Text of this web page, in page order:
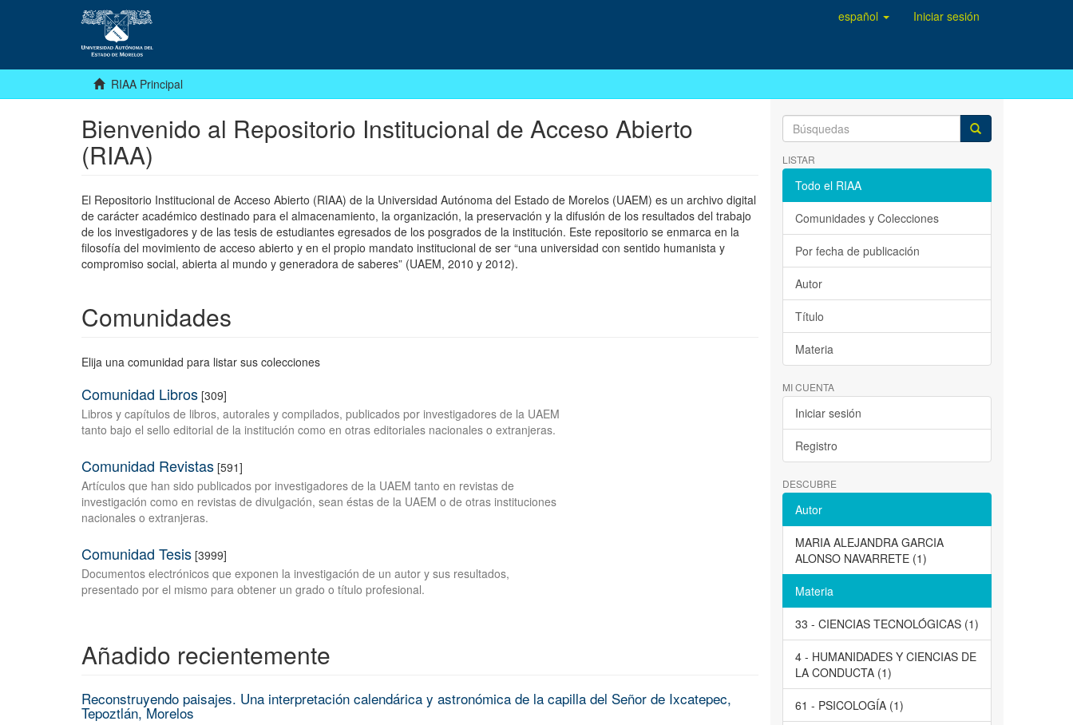
español Iniciar sesión
RIAA Principal
Bienvenido al Repositorio Institucional de Acceso Abierto
(RIAA)
El Repositorio Institucional de Acceso Abierto (RIAA) de la Universidad Autónoma del Estado de Morelos (UAEM) es un archivo digital
de carácter académico destinado para el almacenamiento, la organización, la preservación y la difusión de los resultados del trabajo
de los investigadores y de las tesis de estudiantes egresados de los posgrados de la institución. Este repositorio se enmarca en la
filosofía del movimiento de acceso abierto y en el propio mandato institucional de ser “una universidad con sentido humanista y
compromiso social, abierta al mundo y generadora de saberes” (UAEM, 2010 y 2012).
Comunidades
Elija una comunidad para listar sus colecciones
Comunidad Libros [309]
Libros y capítulos de libros, autorales y compilados, publicados por investigadores de la UAEM
tanto bajo el sello editorial de la institución como en otras editoriales nacionales o extranjeras.
Comunidad Revistas [591]
Artículos que han sido publicados por investigadores de la UAEM tanto en revistas de
investigación como en revistas de divulgación, sean éstas de la UAEM o de otras instituciones
nacionales o extranjeras.
Comunidad Tesis [3999]
Documentos electrónicos que exponen la investigación de un autor y sus resultados,
presentado por el mismo para obtener un grado o título profesional.
Añadido recientemente
Reconstruyendo paisajes. Una interpretación calendárica y astronómica de la capilla del Señor de Ixcatepec,
Tepoztlán, Morelos
LISTAR
Todo el RIAA
Comunidades y Colecciones
Por fecha de publicación
Autor
Título
Materia
MI CUENTA
Iniciar sesión
Registro
DESCUBRE
Autor
MARIA ALEJANDRA GARCIA
ALONSO NAVARRETE (1)
Materia
33 - CIENCIAS TECNOLÓGICAS (1)
4 - HUMANIDADES Y CIENCIAS DE
LA CONDUCTA (1)
61 - PSICOLOGÍA (1)